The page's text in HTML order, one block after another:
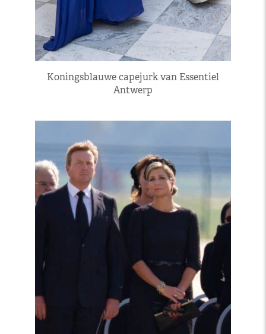
Koningsblauwe capejurk van Essentiel
Antwerp